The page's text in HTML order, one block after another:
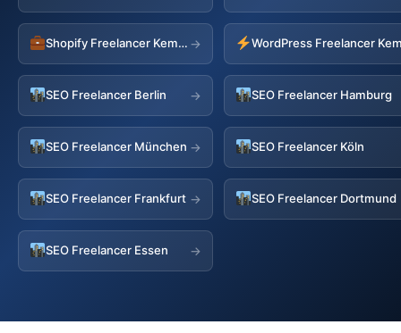
Shopify Freelancer Kemberg → WordPress Freelancer
SEO Freelancer Berlin → SEO Freelancer Hamburg
SEO Freelancer München → SEO Freelancer Köln
SEO Freelancer Frankfurt → SEO Freelancer Dortmund
SEO Freelancer Essen →